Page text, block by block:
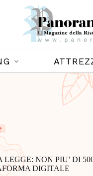
NON PIU’ DI
DIGITALE